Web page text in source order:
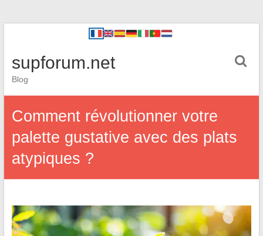
supforum.net
Blog
Comment révolutionner votre
palette gustative avec des plats
atypiques ?